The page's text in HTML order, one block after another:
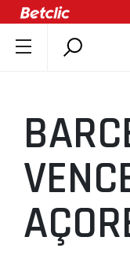
ÚLTIMAS
CLUBES
AGENTES